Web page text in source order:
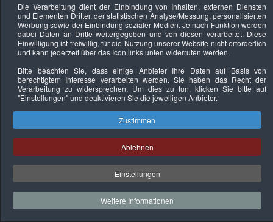
Keine Termine
Datenschutzerklärung Urheberrechtsnachweise Nachhaltigkeit
Copyright © 2026. Bundesverband Deutscher
Sachverständiger und Fachgutachter e.V..
Die Verarbeitung dient der Einbindung von Inhalten, externen Diensten
und Elementen Dritter, der statistischen Analyse/Messung, personalisierten
Werbung sowie der Einbindung sozialer Medien. Je nach Funktion werden
dabei Daten an Dritte weitergegeben und von diesen verarbeitet. Diese
Einwilligung ist freiwillig, für die Nutzung unserer Website nicht erforderlich
und kann jederzeit über das Icon links unten widerrufen werden.
Bitte beachten Sie, dass einige Anbieter Ihre Daten auf Basis von
berechtigtem Interesse verarbeiten werden. Sie haben das Recht der
Verarbeitung zu widersprechen. Um dies zu tun, klicken Sie bitte auf
"Einstellungen"und deaktivieren Sie die jeweiligen Anbieter.
Zustimmen
Ablehnen
Einstellungen
Weitere Informationen